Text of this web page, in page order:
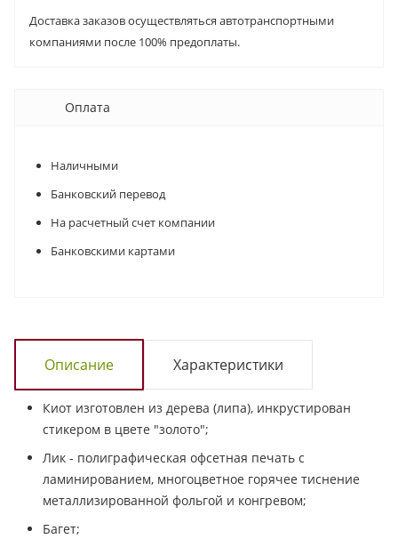
Доставка заказов осуществляться автотранспортными
компаниями после 100% предоплаты.
Оплата
Наличными
Банковский перевод
На расчетный счет компании
Банковскими картами
Описание Характеристики
Киот изготовлен из дерева (липа), инкрустирован
стикером в цвете "золото";
Лик - полиграфическая офсетная печать с
ламинированием, многоцветное горячее тиснение
металлизированной фольгой и конгревом;
Багет;